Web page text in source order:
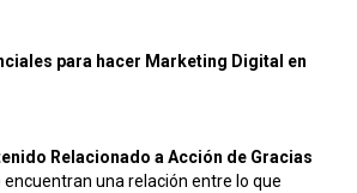
para hacer Marketing Digital en
Relacionado a Acción de Gracias
una relación entre lo que